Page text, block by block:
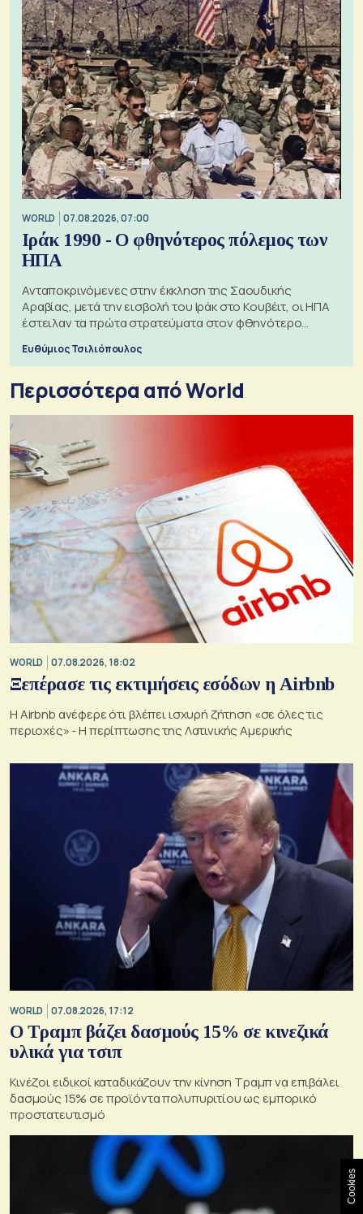
WORLD 07.08.2026, 07:00
Ιράκ 1990 - Ο φθηνότερος πόλεμος των
ΗΠΑ
Ανταποκρινόμενες στην έκκληση της Σαουδικής
Αραβίας, μετά την εισβολή του Ιράκ στο Κουβέιτ, οι ΗΠΑ
έστειλαν τα πρώτα στρατεύματα στον φθηνότερο
Ευθύμιος Τσιλιόπουλος
Περισσότερα από World
WORLD 07.08.2026, 18:02
Ξεπέρασε τις εκτιμήσεις εσόδων η Airbnb
Η Airbnb ανέφερε ότι βλέπει ισχυρή ζήτηση «σε όλες τις
περιοχές» - Η περίπτωσης της Λατινικής Αμερικής
WORLD 07.08.2026, 17:12
Ο Τραμπ βάζει δασμούς 15% σε κινεζικά
υλικά για τσιπ
Κινέζοι ειδικοί καταδικάζουν την κίνηση Τραμπ να επιβάλει
δασμούς 15% σε προϊόντα πολυπυριτίου ως εμπορικό
προστατευτισμό
Cookies